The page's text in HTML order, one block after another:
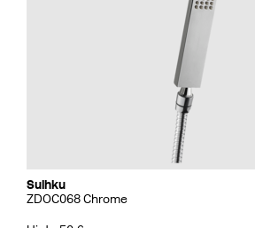
Suihku
ZDOC068 Chrome